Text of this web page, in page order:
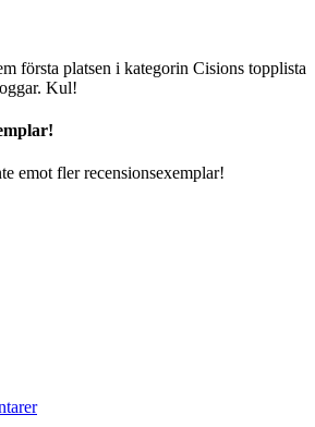
första platsen i kategorin Cisions topplista
Kul!
emot fler recensionsexemplar!